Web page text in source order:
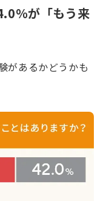
％が「もう来
があるかどうかも